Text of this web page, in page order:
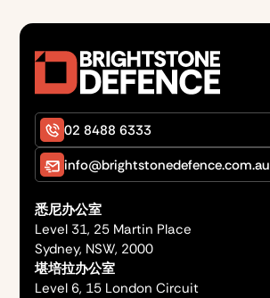
02 8488 6333
info@brightstonedefence.com.au
悉尼办公室
Level 31, 25 Martin Place
Sydney, NSW, 2000
堪培拉办公室
Level 6, 15 London Circuit